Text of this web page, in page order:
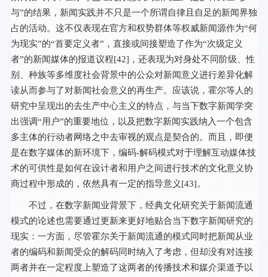
与”的结果，新闻实践并不只是一个所谓自律且自足的新闻界独
占的活动。这不仅表现在官方和权势群体等权威新闻源作为“何
为现实”的“首要定义者”，直接或间接塑造了作为“次级定义
者”的新闻媒体的报道议程[42]，还表现为对身处不同阶级、性
别、种族等多维度社会背景中的公众对新闻意义进行差异化解
读从而参与了对新闻社会意义的再生产。应该说，霍尔等人的
研究中呈现出的去生产中心主义的特点，与当下数字新闻学突
出强调“用户”的重要地位，以及把数字新闻实践纳入一个包含
多主体的行动者网络之中去审视的观点是契合的。而且，即便
是在数字媒体的新环境下，编码-解码模式对于理解互动媒体技
术的可供性是如何在设计者和用户之间进行技术的文化意义协
商过程中形成的，依然具有一定的指导意义[43]。
不过，在数字新闻业背景下，经典文化研究关于新闻流通
模式的论述也需要通过更新来更好地贴合当下数字新闻研究的
现实：一方面，尽管霍尔关于新闻流通的模式同时把新闻从业
者的编码和新闻受众的解码同时纳入了考虑，但却没有对连接
两者并在一定程度上塑造了这两者的传播技术和媒介渠道予以